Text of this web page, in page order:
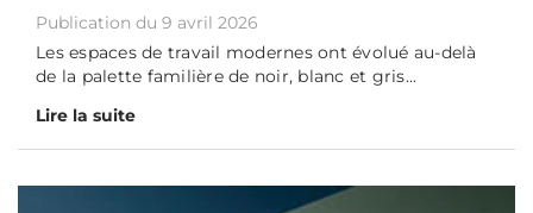
Publication du 9 avril 2026
Les espaces de travail modernes ont évolué au-delà
de la palette familière de noir, blanc et gris...
Lire la suite